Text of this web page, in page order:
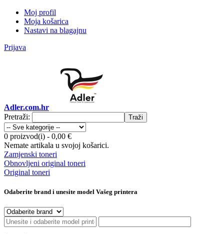
Moj profil
Moja košarica
Nastavi na blagajnu
Prijava
Adler.com.hr
Pretraži:
Traži
0 proizvod(i) - 0,00 €
Nemate artikala u svojoj košarici.
Zamjenski toneri
Obnovljeni original toneri
Original toneri
Odaberite brand i unesite model Vašeg printera